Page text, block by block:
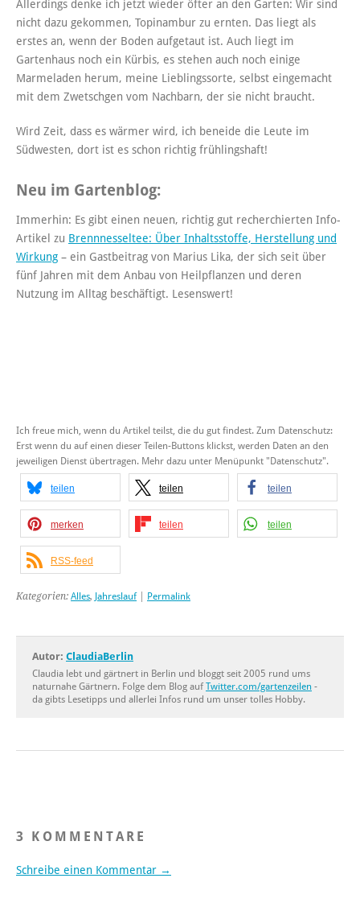
Allerdings denke ich jetzt wieder öfter an den Garten: Wir sind
nicht dazu gekommen, Topinambur zu ernten. Das liegt als
erstes an, wenn der Boden aufgetaut ist. Auch liegt im
Gartenhaus noch ein Kürbis, es stehen auch noch einige
Marmeladen herum, meine Lieblingssorte, selbst eingemacht
mit dem Zwetschgen vom Nachbarn, der sie nicht braucht.
Wird Zeit, dass es wärmer wird, ich beneide die Leute im
Südwesten, dort ist es schon richtig frühlingshaft!
Neu im Gartenblog:
Immerhin: Es gibt einen neuen, richtig gut recherchierten Info-
Artikel zu Brennnesseltee: Über Inhaltsstoffe, Herstellung und
Wirkung – ein Gastbeitrag von Marius Lika, der sich seit über
fünf Jahren mit dem Anbau von Heilpflanzen und deren
Nutzung im Alltag beschäftigt. Lesenswert!
Ich freue mich, wenn du Artikel teilst, die du gut findest. Zum Datenschutz:
Erst wenn du auf einen dieser Teilen-Buttons klickst, werden Daten an den
jeweiligen Dienst übertragen. Mehr dazu unter Menüpunkt "Datenschutz".
teilen teilen teilen
merken teilen teilen
RSS-feed
Kategorien: Alles, Jahreslauf| Permalink
Autor: ClaudiaBerlin
Claudia lebt und gärtnert in Berlin und bloggt seit 2005 rund ums
naturnahe Gärtnern. Folge dem Blog aufTwitter.com/gartenzeilen -
da gibts Lesetipps und allerlei Infos rund um unser tolles Hobby.
3 KOMMENTARE
Schreibe einen Kommentar →